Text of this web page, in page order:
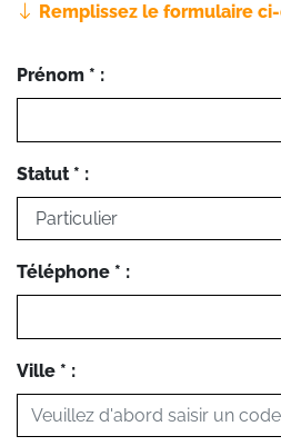
Remplissez le formulaire
Prénom * :
Statut * :
Téléphone * :
Ville * :